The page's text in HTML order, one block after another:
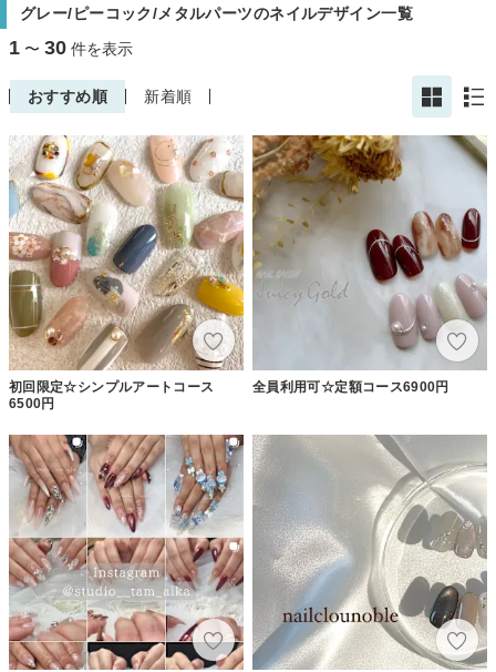
グレー/ピーコック/メタルパーツのネイルデザイン一覧
1 〜 30 件を表示
おすすめ順 新着順
初回限定☆シンプルアートコース
6500円
全員利用可☆定額コース6900円